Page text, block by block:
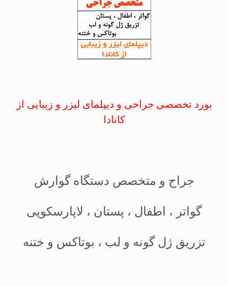
بورد تخصصی جراحی و دیپلمای لیزر و زیبایی از
کانادا
جراح و متخصص دستگاه گوارش
گواتر ، اطفال ، پستان ، لاپارسکوپی
تزریق ژل گونه و لب ، بوتاکس و ختنه